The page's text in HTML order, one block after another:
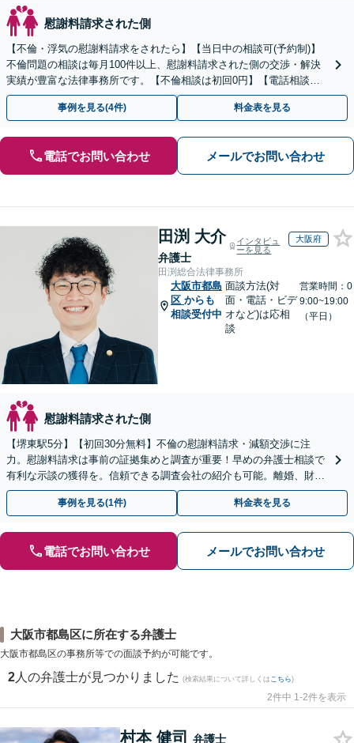
慰謝料請求された側
【不倫・浮気の慰謝料請求をされたら】【当日中の相談可(予約制)】
不倫問題の相談は毎月100件以上、慰謝料請求された側の交渉・解決
実績が豊富な法律事務所です。【不倫相談は初回0円】【電話相談で
ご契約まで対応可/来所不要】
事例を見る(4件) 料金表を見る
電話でお問い合わせ メールでお問い合わせ
田渕 大介
弁護士
インタビュ
ーを見る
大阪府
田渕総合法律事務所
大阪市都島
区 からも
相談受付中
面談方法(対
面・電話・ビデ
オなど)は応相
談
営業時間：0
9:00~19:00
（平日）
慰謝料請求された側
【堺東駅5分】【初回30分無料】不倫の慰謝料請求・減額交渉に注
力。慰謝料請求は事前の証拠集めと調査が重要！早めの弁護士相談で
有利な示談の獲得を。信頼できる調査会社の紹介も可能。離婚、財産
分与、親権、面会交流などにも注力【オンライン相談可】
事例を見る(1件) 料金表を見る
電話でお問い合わせ メールでお問い合わせ
大阪市都島区に所在する弁護士
大阪市都島区の事務所等での面談予約が可能です。
2 人の弁護士が見つかりました (検索結果について詳しくは こちら)
2件中 1-2件を表示
村本 健司 弁護士